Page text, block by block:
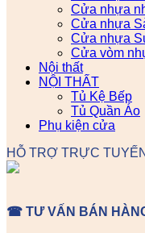
Cửa nhựa
Cửa nhựa
Cửa nhựa
Cửa vòm
Nội thất
NỘI THẤT
Tủ Kệ Bếp
Tủ Quần Áo
Phụ kiện cửa
HỖ TRỢ TRỰC TUYẾN
☎ TƯ VẤN BÁN